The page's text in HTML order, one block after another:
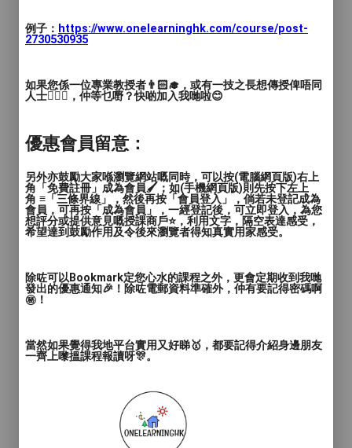
-- 每課皆有錄影，方便因事未能上課的學生
重溫
初班教學內容：
-- 十四主星：性格原型
-- 八吉星及六煞星對人生際遇，仕途的影響
-- 桃花星的意義及用法
-- 紫微斗數命盤的變化樞紐：天干引申出的
【四化】
-- 紫微斗數命盤的背景設定：十二地支對命
例子： https://www.onelearninghk.com/course/post-
2730530935
如果您係一位專業教授者👨🏻‍🎓，或有一技之長想傳授俾唔同
人士🙋🏻‍♂️，仲等乜嘢？快啲加入我哋啦😊
優惠會員留意：
另外亦鼓勵大家喺瀏覽網站嘅同時，可以按(電腦網頁版)右上
角「免費註冊」成為會員🖌️；如(手機網頁版)則先按下左上
角 ≡「三條界線」，然後再按「會員登入」，倘若未登記成為
會員，可再按「成為會員」，一經登記後，可立即登入，為您
想評分或提供意見嘅授課商戶⭐️，利用文字，隔空表達感受，
希望達到鼓勵作用及令後來瀏覽者得知真實用家感受。
除咗可以Bookmark定您心水的課程之外，更會定期收到我哋
發出的優惠通知🎉！除咗電郵資料準確外，仲有要記得密碼啊
㊙️！
當然如果覺得我地平台實用又好睇🥇，都要記得介紹身邊朋友
一齊上嚟搵課程報讀呀🎊。